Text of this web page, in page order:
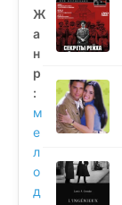
Ж
а
н
р
:
м
е
л
о
д